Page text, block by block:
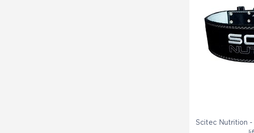
Scitec Nutrition